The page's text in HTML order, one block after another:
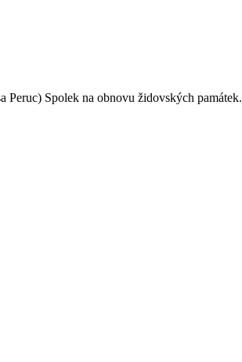
Spolek na obnovu židovských památek.